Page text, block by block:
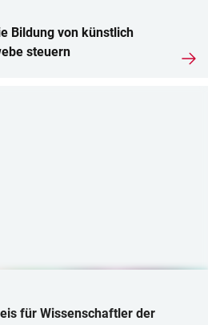
Bildung von künstlich
steuern
für Wissenschaftler der